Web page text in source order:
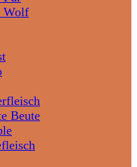
Wolf
Beute